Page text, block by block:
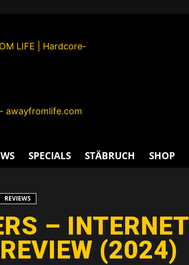
FROM
SPECIALS STÄBRUCH SHOP
REVIEWS
– INTERNET
(2024)